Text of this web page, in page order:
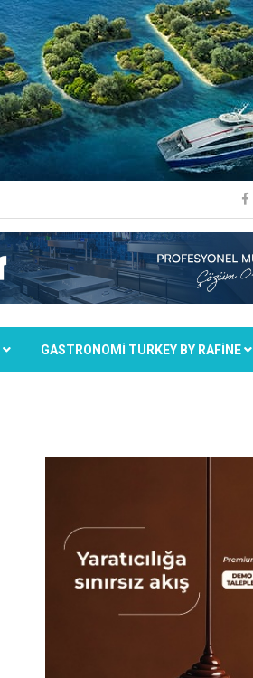
GASTRONOMİ TURKEY BY RAFİNE